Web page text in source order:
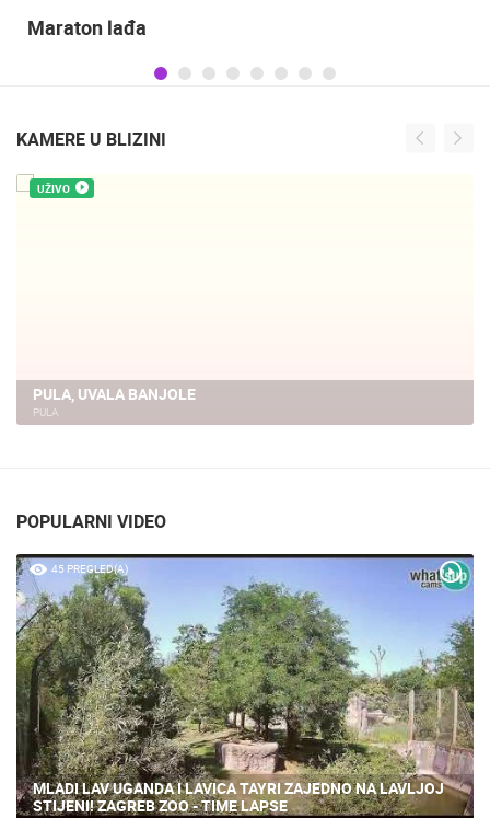
Maraton lađa
KAMERE U BLIZINI
UŽIVO
MARINA VERUDA
PULA
POPULARNI VIDEO
45 PREGLED(A)
MLADI LAV UGANDA I LAVICA TAYRI ZAJEDNO NA LAVLJOJ
STIJENI! ZAGREB ZOO - TIME LAPSE